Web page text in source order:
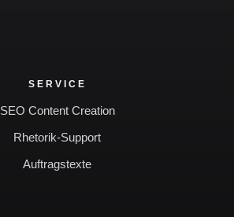
SERVICE
SEO Content Creation
Rhetorik-Support
Auftragstexte